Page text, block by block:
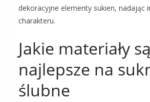
dekoracyjne elementy sukien, nadając
charakteru.
Jakie materiały są
najlepsze na
ślubne